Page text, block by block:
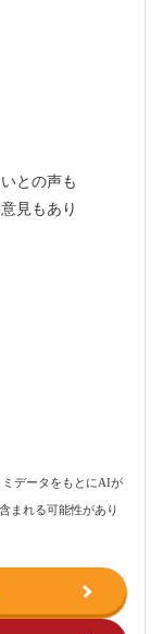
との声も
見もあり
データをもとにAIが
まれる可能性があり